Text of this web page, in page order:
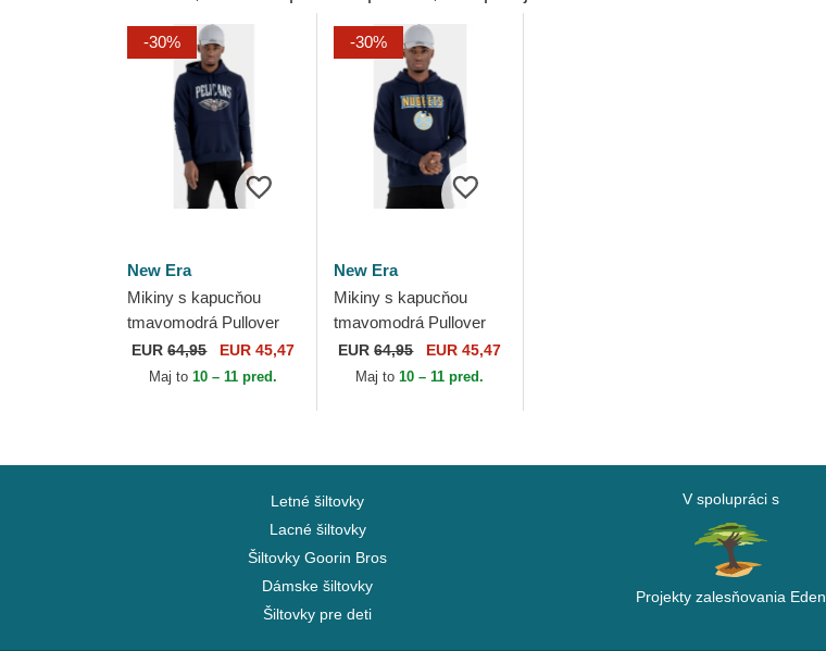
-30%
New Era
Mikiny s kapucňou
tmavomodrá Pullover
Hoody New Orleans
Pelicans NBA New Era
EUR64,95 EUR 45,47
Maj to10 – 11 pred.
-30%
New Era
Mikiny s kapucňou
tmavomodrá Pullover
Hoody Denver Nuggets
NBA New Era
EUR64,95 EUR 45,47
Maj to10 – 11 pred.
Letné šiltovky
Lacné šiltovky
Šiltovky Goorin Bros
Dámske šiltovky
Šiltovky pre deti
V spolupráci s
Projekty zalesňovania Eden